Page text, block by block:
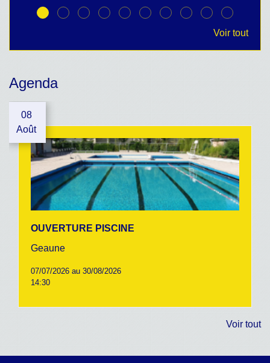
Voir tout
Agenda
08
Août
OUVERTURE PISCINE
Geaune
07/07/2026 au 30/08/2026
14:30
Voir tout